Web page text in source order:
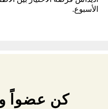
الأسبوع.
كن عضواً